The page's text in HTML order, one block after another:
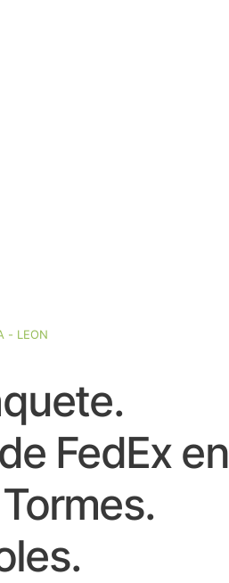
- LEON
FedEx en